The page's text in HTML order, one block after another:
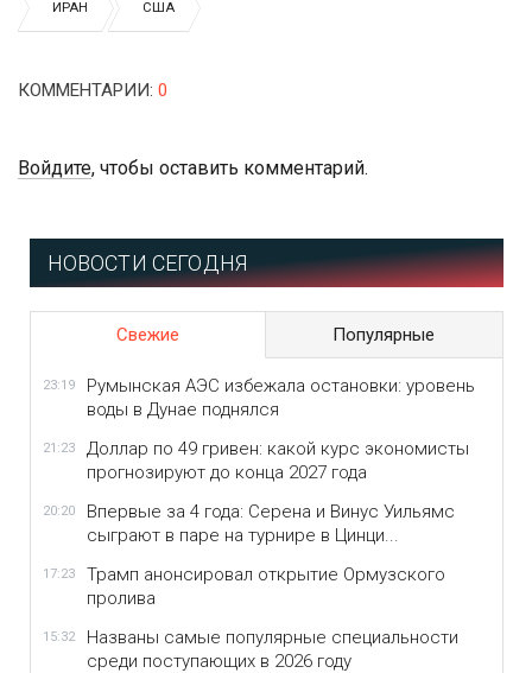
ИРАН США
КОММЕНТАРИИ: 0
Войдите, чтобы оставить комментарий.
НОВОСТИ СЕГОДНЯ
Свежие Популярные
23:19
Румынская АЭС избежала остановки: уровень
воды в Дунае поднялся
21:23
Доллар по 49 гривен: какой курс экономисты
прогнозируют до конца 2027 года
20:20
Впервые за 4 года: Серена и Винус Уильямс
сыграют в паре на турнире в Цинци...
17:23
Трамп анонсировал открытие Ормузского
пролива
15:32
Названы самые популярные специальности
среди поступающих в 2026 году